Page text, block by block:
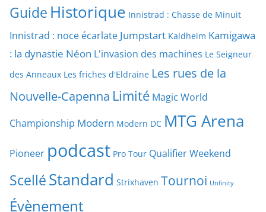
Guide Historique Innistrad : Chasse de Minuit
Innistrad : noce écarlate Jumpstart Kaldheim Kamigawa
: la dynastie Néon L'invasion des machines Le Seigneur
des Anneaux Les friches d'Eldraine Les rues de la
Nouvelle-Capenna Limité Magic World
Championship Modern Modern DC MTG Arena
Pioneer podcast Pro Tour Qualifier Weekend
ScelléStandard Strixhaven Tournoi Unfinity
Évènement